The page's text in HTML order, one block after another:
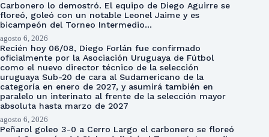
Carbonero lo demostró. El equipo de Diego Aguirre se
floreó, goleó con un notable Leonel Jaime y es
bicampeón del Torneo Intermedio…
agosto 6, 2026
Recién hoy 06/08, Diego Forlán fue confirmado
oficialmente por la Asociación Uruguaya de Fútbol
como el nuevo director técnico de la selección
uruguaya Sub-20 de cara al Sudamericano de la
categoría en enero de 2027, y asumirá también en
paralelo un interinato al frente de la selección mayor
absoluta hasta marzo de 2027
agosto 6, 2026
Peñarol goleo 3-0 a Cerro Largo el carbonero se floreó